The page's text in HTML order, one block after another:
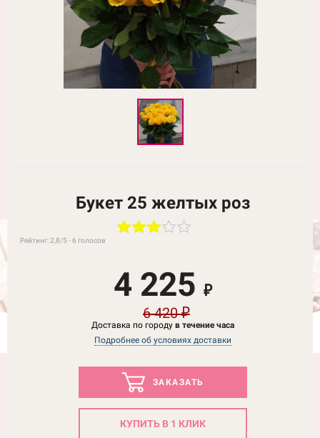
Букет 25 желтых роз
Рейтинг:2,8/5 -6 голосов
4 225₽
6 420₽
Доставка по городув течение часа
Подробнее об условиях доставки
ЗАКАЗАТЬ
КУПИТЬ В 1 КЛИК